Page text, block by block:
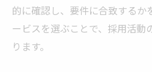
的に確認し、要件に合致するか
ービスを選ぶことで、採用活動
ります。